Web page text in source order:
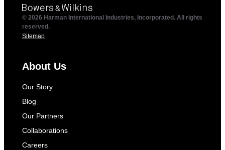
© 2026 Harman International Industries, Incorporated. All rights
reserved.
Sitemap
About Us
Our Story
Blog
Our Partners
Collaborations
Careers